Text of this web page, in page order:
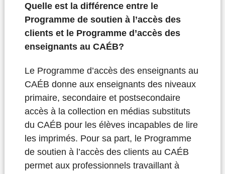
Quelle est la différence entre le
Programme de soutien à l’accès des
clients et le Programme d’accès des
enseignants au CAÉB?
Le Programme d’accès des enseignants au
CAÉB donne aux enseignants des niveaux
primaire, secondaire et postsecondaire
accès à la collection en médias substituts
du CAÉB pour les élèves incapables de lire
les imprimés. Pour sa part, le Programme
de soutien à l’accès des clients au CAÉB
permet aux professionnels travaillant à